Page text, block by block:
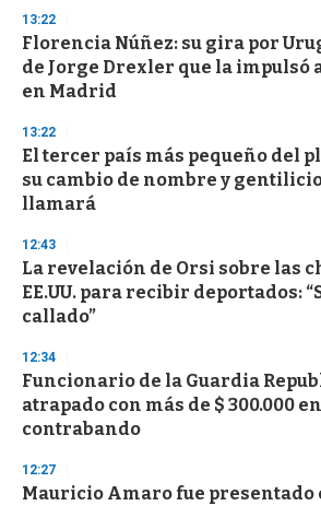
3
s
e
c
o
d
s
13:22
Florencia Núñez: su gira por
de Jorge Drexler que la impulsó
en Madrid
13:22
El tercer país más pequeño del
su cambio de nombre y
llamará
12:43
La revelación de Orsi sobre las
EE.UU. para recibir deportados:
callado”
12:34
Funcionario de la Guardia
atrapado con más de $ 300.000
contrabando
12:27
Mauricio Amaro fue presentado